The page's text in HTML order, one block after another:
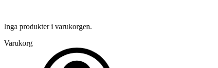
Inga produkter i varukorgen.
Varukorg